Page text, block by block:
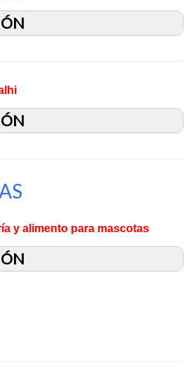
y alimento para mascotas